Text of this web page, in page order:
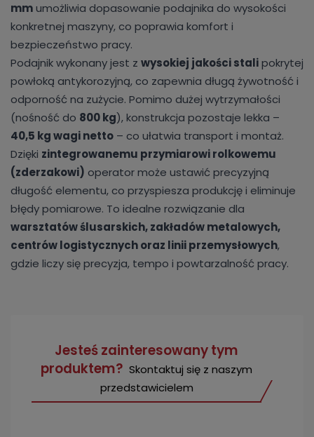
mmumożliwia dopasowanie podajnika do wysokości
konkretnej maszyny, co poprawia komfort i
bezpieczeństwo pracy.
Podajnik wykonany jest z wysokiej jakości stalipokrytej
powłoką antykorozyjną, co zapewnia długą żywotność i
odporność na zużycie. Pomimo dużej wytrzymałości
(nośność do 800 kg), konstrukcja pozostaje lekka –
40,5 kg wagi netto – co ułatwia transport i montaż.
Dzięki zintegrowanemu przymiarowi rolkowemu
(zderzakowi) operator może ustawić precyzyjną
długość elementu, co przyspiesza produkcję i eliminuje
błędy pomiarowe. To idealne rozwiązanie dla
warsztatów ślusarskich, zakładów metalowych,
centrów logistycznych oraz linii przemysłowych,
gdzie liczy się precyzja, tempo i powtarzalność pracy.
Jesteś zainteresowany tym
produktem? Skontaktuj się z naszym
przedstawicielem